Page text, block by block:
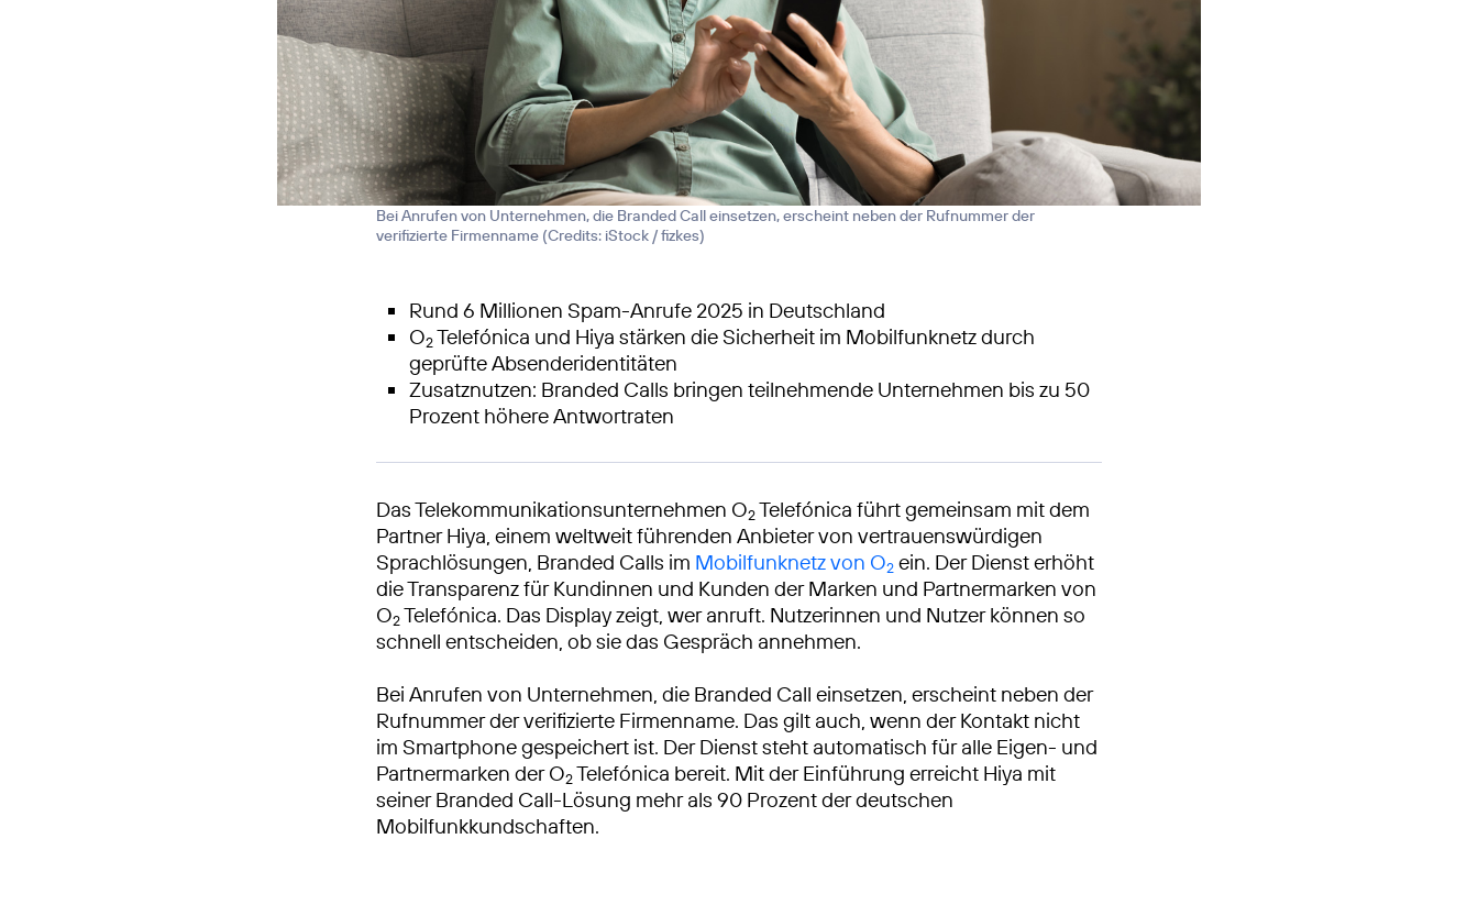
Bei Anrufen von Unternehmen, die Branded Call einsetzen, erscheint neben der Rufnummer der
verifizierte Firmenname (Credits: iStock / fizkes)
Rund 6 Millionen Spam-Anrufe 2025 in Deutschland
O2Telefónica und Hiya stärken die Sicherheit im Mobilfunknetz durch
geprüfte Absenderidentitäten
Zusatznutzen: Branded Calls bringen teilnehmende Unternehmen bis zu 50
Prozent höhere Antwortraten
Das Telekommunikationsunternehmen O2Telefónica führt gemeinsam mit dem
Partner Hiya, einem weltweit führenden Anbieter von vertrauenswürdigen
Sprachlösungen, Branded Calls im Mobilfunknetz von O2 ein. Der Dienst erhöht
die Transparenz für Kundinnen und Kunden der Marken und Partnermarken von
O2Telefónica. Das Display zeigt, wer anruft. Nutzerinnen und Nutzer können so
schnell entscheiden, ob sie das Gespräch annehmen.
Bei Anrufen von Unternehmen, die Branded Call einsetzen, erscheint neben der
Rufnummer der verifizierte Firmenname. Das gilt auch, wenn der Kontakt nicht
im Smartphone gespeichert ist. Der Dienst steht automatisch für alle Eigen- und
Partnermarken der O2Telefónica bereit. Mit der Einführung erreicht Hiya mit
seiner Branded Call-Lösung mehr als 90 Prozent der deutschen
Mobilfunkkundschaften.